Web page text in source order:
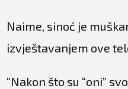
Naime, sinoć je
izvještavanjem ove
“Nakon što su “oni”